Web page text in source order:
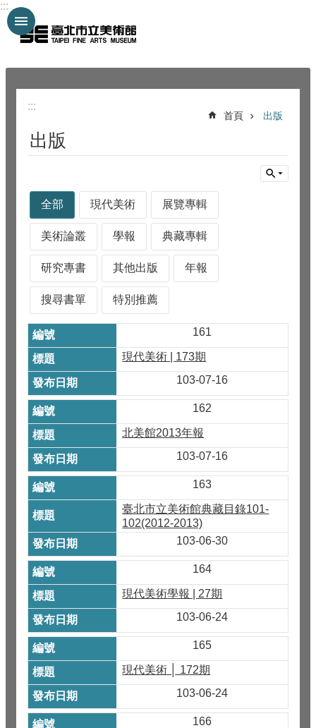
跳到主要內容區塊
:::
:::
首頁 出版
出版
全部 現代美術 展覽專輯
美術論叢 學報 典藏專輯
研究專書 其他出版 年報
搜尋書單 特別推薦
161
現代美術 | 173期
103-07-16
162
北美館2013年報
103-07-16
163
臺北市立美術館典藏目錄101-
102(2012-2013)
103-06-30
164
現代美術學報 | 27期
103-06-24
165
現代美術 │ 172期
103-06-24
166